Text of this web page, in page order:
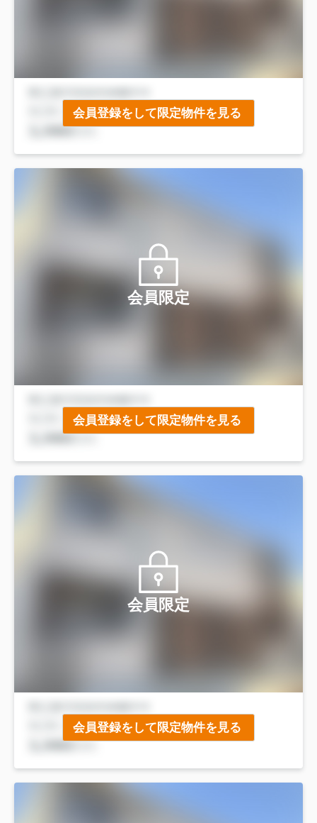
会員登録をして限定物件を見る
会員限定
会員登録をして限定物件を見る
会員限定
会員登録をして限定物件を見る